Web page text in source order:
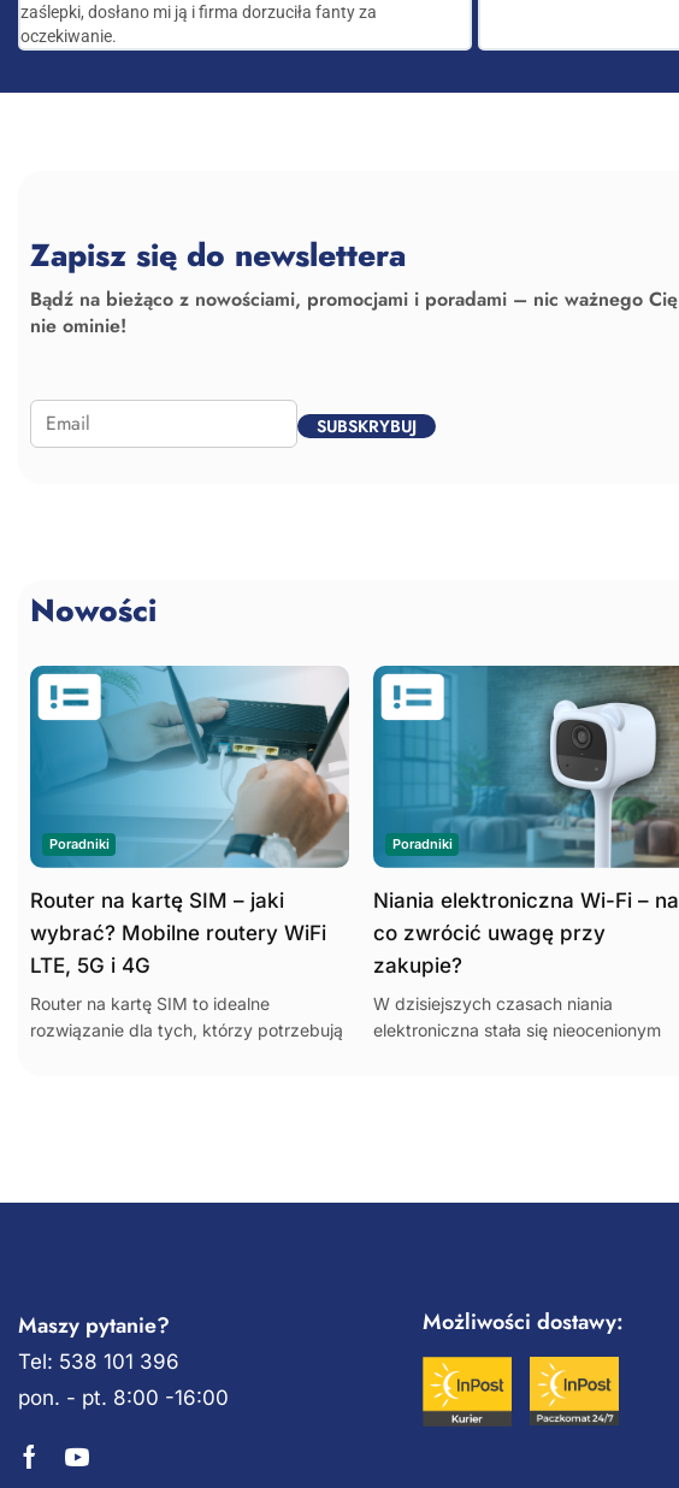
zaślepki, dosłano mi ją i firma dorzuciła fanty za
oczekiwanie.
Zapisz się do newslettera
Bądź na bieżąco z nowościami, promocjami i poradami – nic ważnego Cię
nie ominie!
SUBSKRYBUJ
Nowości
Poradniki
Router na kartę SIM – jaki
wybrać? Mobilne routery WiFi
LTE, 5G i 4G
Router na kartę SIM to idealne
rozwiązanie dla tych, którzy potrzebują
Poradniki
Niania elektroniczna Wi-Fi – na
co zwrócić uwagę przy
zakupie?
W dzisiejszych czasach niania
elektroniczna stała się nieocenionym
Maszy pytanie?
Tel: 538 101 396
pon. - pt. 8:00 -16:00
Możliwości dostawy: